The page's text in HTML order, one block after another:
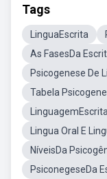
Tags
LinguaEscrita
As FasesDa
Psicogenese De
Tabela
LinguagemEscrita
Lingua Oral E
NíveisDa
PsiconegeseDa